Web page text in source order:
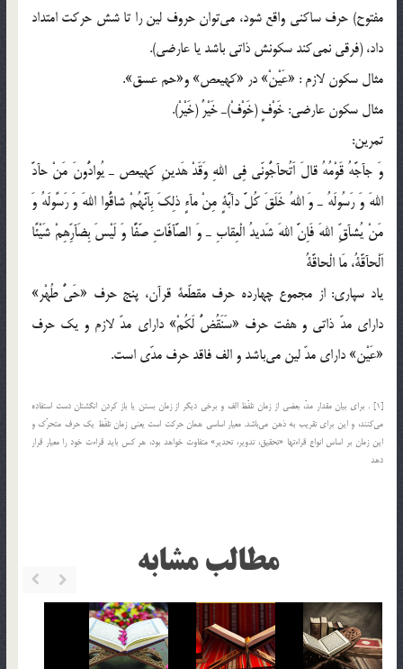
مفتوح) حرف ساكني واقع شود، مي‌توان حروف لين را تا شش حركت امتداد
داد، (فرقي نمي‌‌كند سكونش ذاتي باشد يا عارضي).
مثال سكون لازم : «عَيْنْ» در «كهيعص» و‌«حم عسق».
مثال سكون عارضي: خَوْفٍ (خَوْفْ)ـ خَيْرٌ (خَيْرْ).
تمرين:
وَ جآجَّهُ قَوْمُهُ قالَ اَتُحآجُّونّي فِي اللهِ وَقَدْ هَدينِ كهيعص ـ يُوادُّونَ مَنْ حآدَّ
اللهَ وَ رَسُولَهُ ـ وَ اللهُ خَلَقَ كُلَّ دآبَّةٍ مِنْ مآءٍ ذلِكَ بِاَنَّهُم‌ْ شاقُّوا اللهَ وَ رَسًولَهُ وَ
مَنْ يُشآقِّ اللهَ فَاِنَّ اللهَ شَديدُ الْعِقابِ ـ وَ الصَّآفّاتِ صّفًّا وَ لَيْسَ بِضَآرِّهِمْ شَيْئًا
اَلْحآقَّةُ، مَا الْحاقَّةُ
ياد سپاري: از مجموع چهارده حرف مقطّعة قرآن، پنج حرف «حَيٌّ طُهْر»
داراي مدّ ذاتي و هفت حرف «سَنَقُضُّ لَكُمْ» داراي مدّ لازم و يك حرف
«عَيْن» داراي مدّ لين مي‌باشد و الف فاقد حرف مدّي است.
[1] . براي بيان مقدار مدّ، بعضي از زمان تلفّظ الف و برخي ديگر از زمان بستن يا باز كردن انگشتان دست استفاده
مي‌كنند، و اين براي تقريب به ذهن مي‌باشد. معيار اساسي همان حركت است يعني زمان تلفّظ يك حرف متحرّك و
اين زمان بر اساس انواع قراء‌تها «تحقيق، تدوير، تحدير» متفاوت خواهد بود، هر كس بايد قراءت خود را معيار قرار
دهد
مطالب مشابه